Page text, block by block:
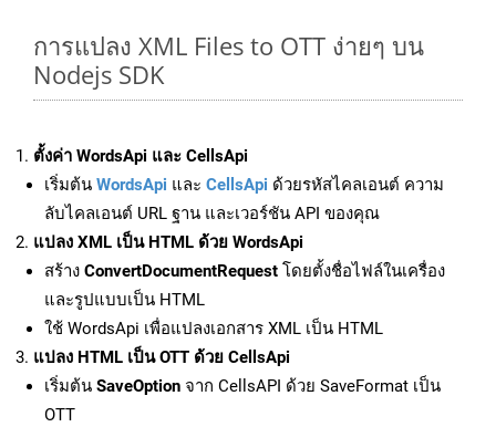
การแปลง XML Files to OTT ง่ายๆ บน
Nodejs SDK
ตั้งค่า WordsApi และ CellsApi
เริ่มต้น WordsApi และ CellsApi ด้วยรหัสไคลเอนต์ ความ
ลับไคลเอนต์ URL ฐาน และเวอร์ชัน API ของคุณ
แปลง XML เป็น HTML ด้วย WordsApi
สร้าง ConvertDocumentRequest โดยตั้งชื่อไฟล์ในเครื่อง
และรูปแบบเป็น HTML
ใช้ WordsApi เพื่อแปลงเอกสาร XML เป็น HTML
แปลง HTML เป็น OTT ด้วย CellsApi
เริ่มต้น SaveOption จาก CellsAPI ด้วย SaveFormat เป็น
OTT